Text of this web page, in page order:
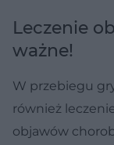
Leczenie
ważne!
W przebiegu
również
objawów